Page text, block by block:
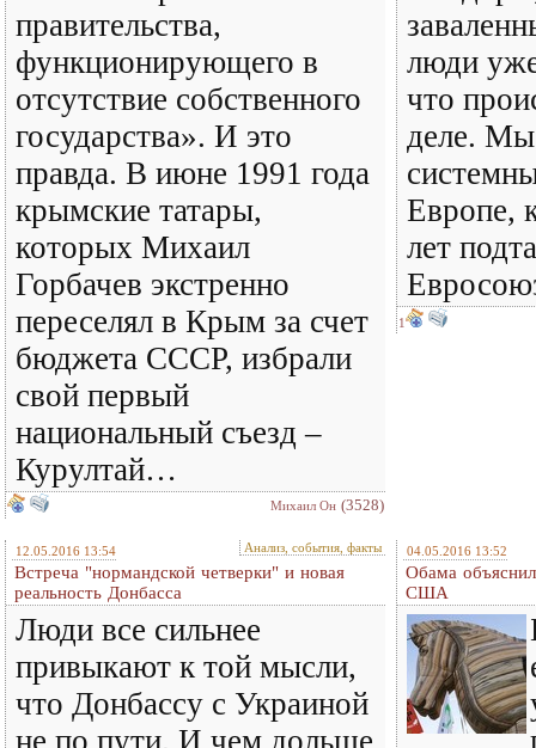
правительства,
функционирующего в
отсутствие собственного
государства». И это
правда. В июне 1991 года
крымские татары,
которых Михаил
Горбачев экстренно
переселял в Крым за счет
бюджета СССР, избрали
свой первый
национальный съезд –
Курултай…
Михаил Он (3528)
люди
что
деле.
Европе,
лет
1
12.05.2016 13:54 Анализ, события, факты
Встреча "нормандской четверки" и новая
реальность Донбасса
Люди все сильнее
привыкают к той мысли,
что Донбассу с Украиной
не по пути. И чем дольше
04.05.2016 13:52
Обама
США